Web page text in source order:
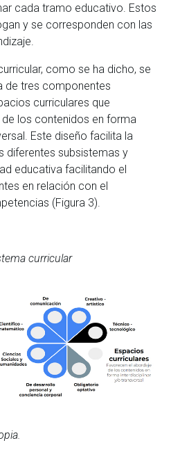
cada tramo educativo. Estos
y se corresponden con las
como se ha dicho, se
de tres componentes
curriculares que
los contenidos en forma
Este diseño facilita la
diferentes subsistemas y
educativa facilitando el
en relación con el
(Figura 3).
curricular